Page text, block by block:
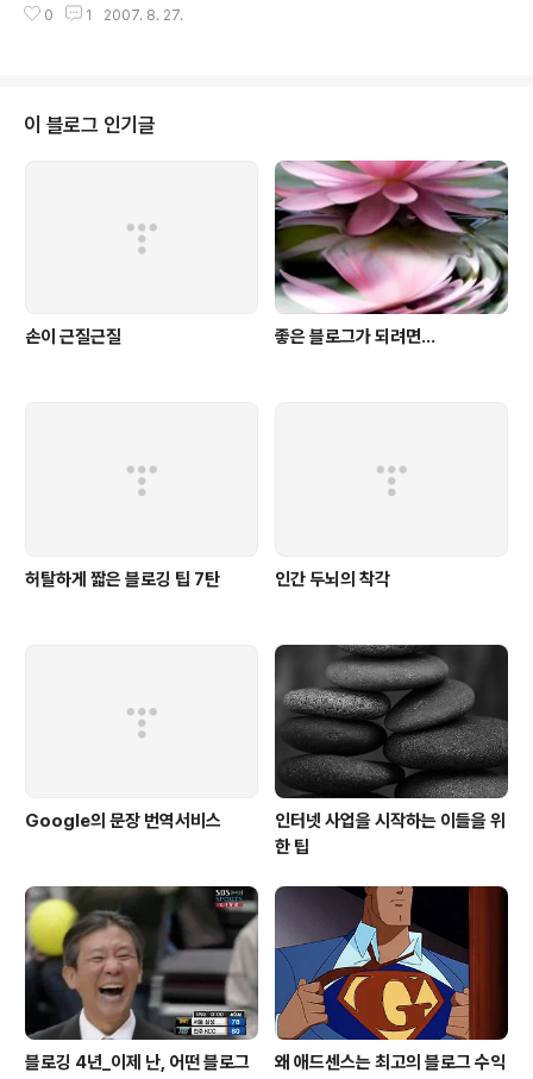
막을 수 있습니다. 아래 몇가지를 항목을 따라하면 아주 쉽
죠. 물론 원론적이지만, 애드센스의 배치를 어떻게 하는 것
합니다. 가시성을 높이기 위한 방법을 색상, 레이아웃 이렇
게 크게 두가지로만 나눠봅시다. 색상 - 명도와 채도가 높
은 색을 쓰는 것이 유리합니다. 하지만 글을 읽는데 방해를
주지 않는 범위에서 적절히 조절해야 합니다. 레이아웃 -
사람의 시선은 왼쪽 위에서 부터 오른쪽 아래로 흐릅니다.
(그래서 전통적으로 화가들의..
0 1 2007. 8. 27.
이 블로그 인기글
손이 근질근질 좋은 블로그가 되려면...
허탈하게 짧은 블로깅 팁 7탄 인간 두뇌의 착각
Google의 문장 번역서비스
인터넷 사업을 시작하는 이들을 위
한 팁
블로깅 4년_이제 난, 어떤 블로그
왜 애드센스는 최고의 블로그 수익